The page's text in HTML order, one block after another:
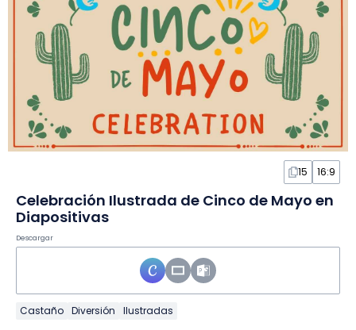
15 16:9
Celebración Ilustrada de Cinco de Mayo en
Diapositivas
Descargar
Castaño Diversión Ilustradas